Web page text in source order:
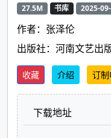
27.5M 书库 2025-
作者：张泽伦
出版社：河南文艺出
收藏 介绍 订
下载地址